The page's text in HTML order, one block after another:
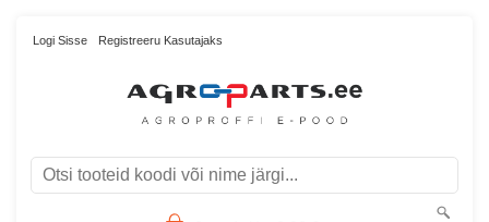
Logi Sisse Registreeru Kasutajaks